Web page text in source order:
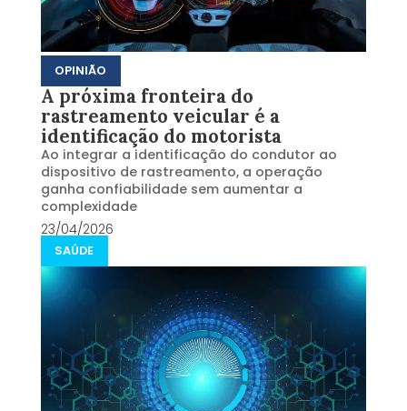
OPINIÃO
A próxima fronteira do
rastreamento veicular é a
identificação do motorista
Ao integrar a identificação do condutor ao
dispositivo de rastreamento, a operação
ganha confiabilidade sem aumentar a
complexidade
23/04/2026
SAÚDE